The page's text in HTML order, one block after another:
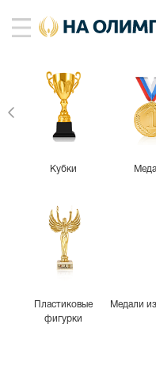
Кубки
Пластиковые
фигурки
Медали
живое фото